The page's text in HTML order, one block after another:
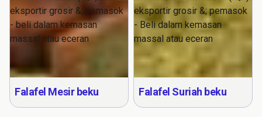
Falafel Mesir beku Falafel Suriah beku